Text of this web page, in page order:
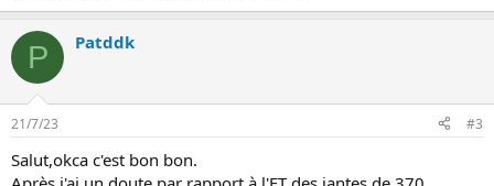
P Patddk
21/7/23 #3
Salut,okca c'est bon bon.